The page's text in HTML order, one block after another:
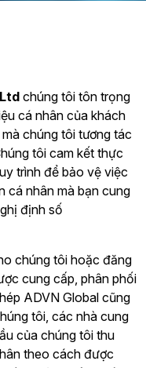
chúng tôi tôn trọng
cá nhân của khách
chúng tôi tương tác
tôi cam kết thực
trình để bảo vệ việc
cá nhân mà bạn cung
định số
chúng tôi hoặc đăng
cung cấp, phân phối
ADVN Global cũng
tôi, các nhà cung
của chúng tôi thu
theo cách được